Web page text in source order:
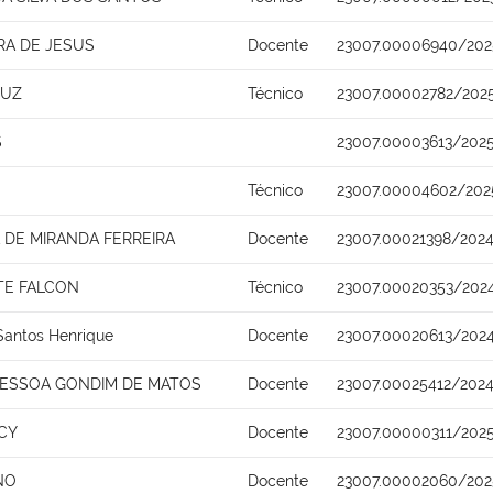
DE JESUS Docente 23007.00006940/
Técnico 23007.00002782/
23007.00003613/
Técnico 23007.00004602/
MIRANDA FERREIRA Docente 23007.00021398/
FALCON Técnico 23007.00020353/
Henrique Docente 23007.00020613/
GONDIM DE MATOS Docente 23007.00025412/
Docente 23007.00000311/
Docente 23007.00002060/